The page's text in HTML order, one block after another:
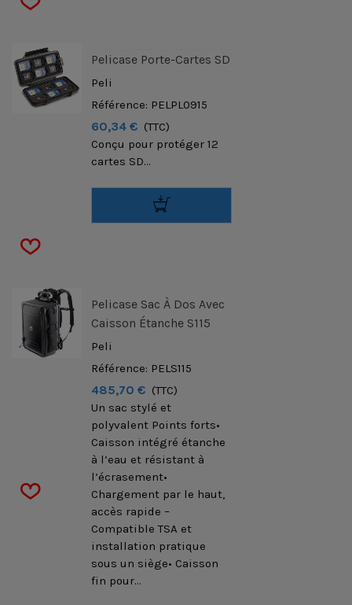
Pelicase Porte-Cartes SD
Peli
Référence: PELPL0915
60,34 € (TTC)
Conçu pour protéger 12
cartes SD...
Pelicase Sac À Dos Avec
Caisson Étanche S115
Peli
Référence: PELS115
485,70 € (TTC)
Un sac stylé et
polyvalent Points forts•
Caisson intégré étanche
à l’eau et résistant à
l’écrasement•
Chargement par le haut,
accès rapide –
Compatible TSA et
installation pratique
sous un siège• Caisson
fin pour...